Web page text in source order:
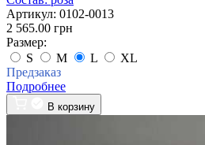
Артикул: 0102-0013
2 565.00 грн
Размер:
S
M L
XL
Предзаказ
Подробнее
В корзину